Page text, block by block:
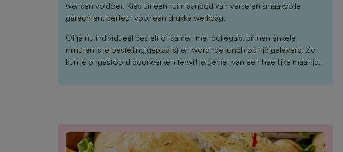
wensen voldoet. Kies uit een ruim aanbod van verse en smaakvolle
gerechten, perfect voor een drukke werkdag.
Of je nu individueel bestelt of samen met collega’s, binnen enkele
minuten is je bestelling geplaatst en wordt de lunch op tijd geleverd. Zo
kun je ongestoord doorwerken terwijl je geniet van een heerlijke maaltijd.